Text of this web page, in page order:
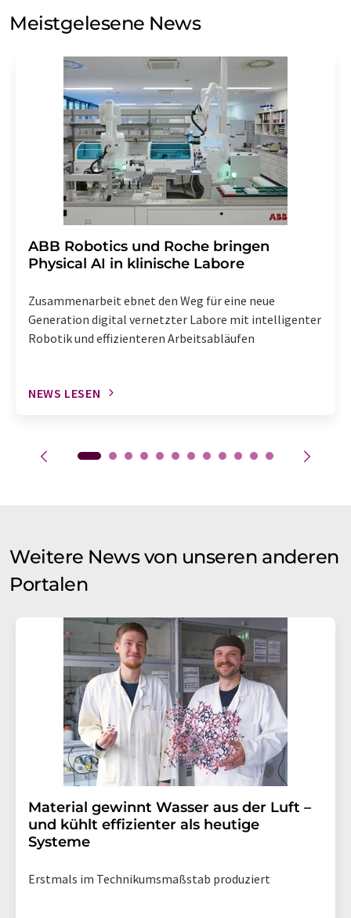
Meinungsforschung per E-Mail kontaktieren. Ihre
Einwilligung können Sie jederzeit ohne Angabe von
Str. 2, 12489 Berlin oder per E-Mail unter
widerruf@lumitos.commit Wirkung für die Zukunft
widerrufen. Zudem ist in jeder E-Mail ein Link zur
Abbestellung des entsprechenden Newsletters
enthalten.
Meistgelesene News
​​​​​​​ABB Robotics und Roche bringen
Physical AI in klinische Labore
Zusammenarbeit ebnet den Weg für eine neue
Generation digital vernetzter Labore mit intelligenter
Robotik und effizienteren Arbeitsabläufen
NEWS LESEN
Weitere News von unseren anderen
Portalen
Material gewinnt Wasser aus der Luft –
und kühlt effizienter als heutige
Systeme
Erstmals im Technikumsmaßstab produziert